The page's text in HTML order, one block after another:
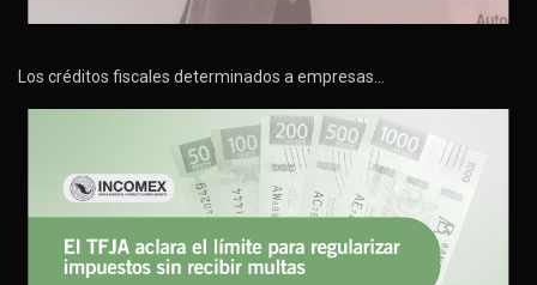
Los créditos fiscales determinados a empresas…